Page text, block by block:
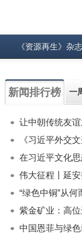
《资源再生》杂志
新闻排行榜 一
《习近平外交
“绿色中铜”从何
紫金矿业：高
中国恩菲与绿